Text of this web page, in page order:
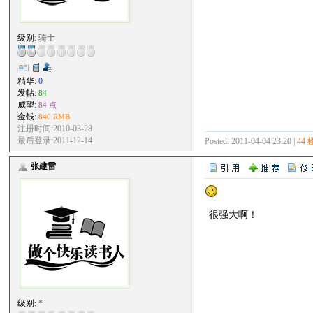
级别:骑士
精华:0
发帖:84
威望:84 点
金钱:840 RMB
注册时间:2010-03-28
最后登录:2011-12-14
Posted: 2011-04-04 23:20 |44
张建雷
级别:*
很强大啊！